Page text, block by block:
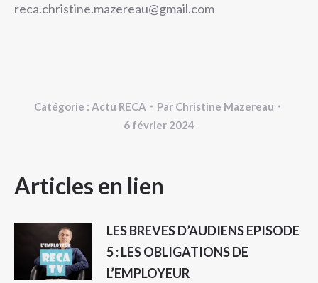
reca.christine.mazereau@gmail.com
Catégorie : Actu RECA Par Christine Mazereau
6 février 2024
NAVIGATION
ARTICLE
Articles en lien
LES BREVES D’AUDIENS EPISODE
5 : LES OBLIGATIONS DE
L’EMPLOYEUR